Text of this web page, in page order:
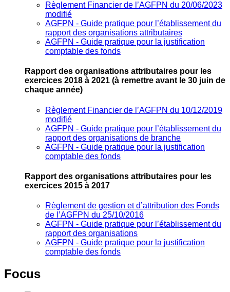
Règlement Financier de l’AGFPN du 20/06/2023
modifié
AGFPN ‐ Guide pratique pour l’établissement du
rapport des organisations attributaires
AGFPN ‐ Guide pratique pour la justification
comptable des fonds
Rapport des organisations attributaires pour les
exercices 2018 à 2021 (à remettre avant le 30 juin de
chaque année)
Règlement Financier de l’AGFPN du 10/12/2019
modifié
AGFPN ‐ Guide pratique pour l’établissement du
rapport des organisations de branche
AGFPN ‐ Guide pratique pour la justification
comptable des fonds
Rapport des organisations attributaires pour les
exercices 2015 à 2017
Règlement de gestion et d’attribution des Fonds
de l’AGFPN du 25/10/2016
AGFPN ‐ Guide pratique pour l’établissement du
rapport des organisations
AGFPN ‐ Guide pratique pour la justification
comptable des fonds
Focus